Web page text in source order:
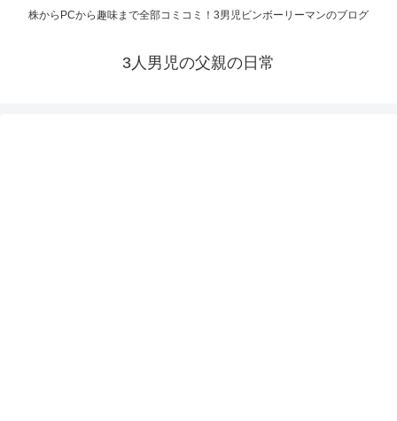
株からPCから趣味まで全部コミコミ！3男児ビンボーリーマンのブログ
3人男児の父親の日常